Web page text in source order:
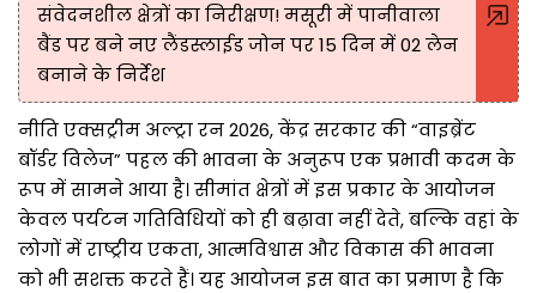
संवेदनशील क्षेत्रों का निरीक्षण! मसूरी में पानीवाला
बैंड पर बने नए लैंडस्लाईड जोन पर 15 दिन में 02 लेन
बनाने के निर्देश
नीति एक्सट्रीम अल्ट्रा रन 2026, केंद्र सरकार की “वाइब्रेंट
बॉर्डर विलेज” पहल की भावना के अनुरूप एक प्रभावी कदम के
रूप में सामने आया है। सीमांत क्षेत्रों में इस प्रकार के आयोजन
केवल पर्यटन गतिविधियों को ही बढ़ावा नहीं देते, बल्कि वहां के
लोगों में राष्ट्रीय एकता, आत्मविश्वास और विकास की भावना
को भी सशक्त करते हैं। यह आयोजन इस बात का प्रमाण है कि